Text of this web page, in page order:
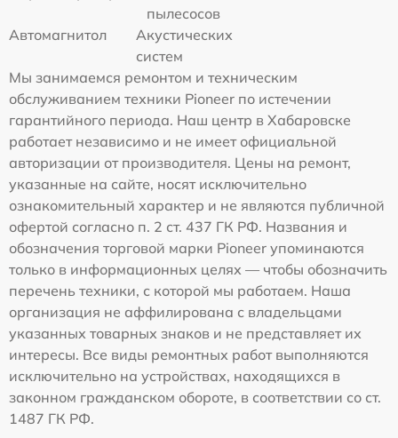
пылесосов
Автомагнитол
Акустических
систем
Мы занимаемся ремонтом и техническим
обслуживанием техники Pioneer по истечении
гарантийного периода. Наш центр в Хабаровске
работает независимо и не имеет официальной
авторизации от производителя. Цены на ремонт,
указанные на сайте, носят исключительно
ознакомительный характер и не являются публичной
офертой согласно п. 2 ст. 437 ГК РФ. Названия и
обозначения торговой марки Pioneer упоминаются
только в информационных целях — чтобы обозначить
перечень техники, с которой мы работаем. Наша
организация не аффилирована с владельцами
указанных товарных знаков и не представляет их
интересы. Все виды ремонтных работ выполняются
исключительно на устройствах, находящихся в
законном гражданском обороте, в соответствии со ст.
1487 ГК РФ.